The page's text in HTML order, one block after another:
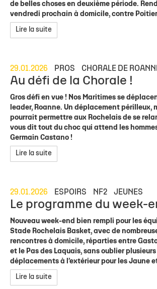
de belles choses en deuxième période.
vendredi prochain à domicile, contre
Lire la suite
29.01.2026 PROS CHORALE DE
Au défi de la Chorale !
Gros défi en vue ! Nos Maritimes se
leader, Roanne. Un déplacement périlleux,
pourrait permettre aux Rochelais de se
vous dit tout du choc qui attend les
Germain Castano !
Lire la suite
29.01.2026 ESPOIRS NF2 JEUNES
Le programme du week-
Nouveau week-end bien rempli pour les
Stade Rochelais Basket, avec de
rencontres à domicile, réparties entre
et le Pas des Laquais, sans oublier plusieurs
déplacements à l’extérieur pour les Jaune
Lire la suite